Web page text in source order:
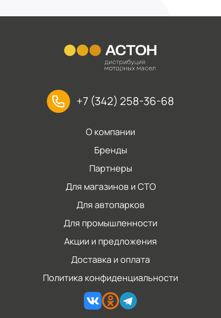
+7 (342) 258-36-68
О компании
Бренды
Партнеры
Для магазинов и СТО
Для автопарков
Для промышленности
Акции и предложения
Доставка и оплата
Политика конфиденциальности